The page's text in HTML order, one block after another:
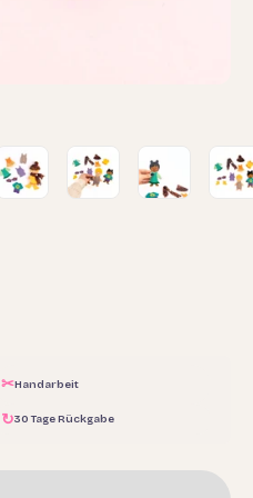
✂Handarbeit
↻30 Tage Rückgabe